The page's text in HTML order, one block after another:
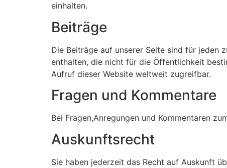
einhalten.
Beiträge
Die Beiträge auf unserer Seite sind für
enthalten, die nicht für die Öffentlichkeit
Aufruf dieser Website weltweit zugreifbar.
Fragen und Kommentare
Bei Fragen,Anregungen und Kommentaren
Auskunftsrecht
Sie haben jederzeit das Recht auf Auskunft